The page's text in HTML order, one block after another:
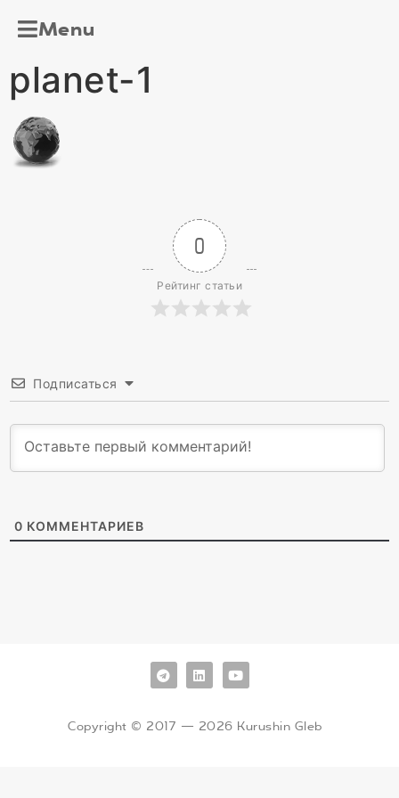
Menu
planet-1
0
Рейтинг статьи
Подписаться
0 КОММЕНТАРИЕВ
Copyright © 2017 — 2026 Kurushin Gleb